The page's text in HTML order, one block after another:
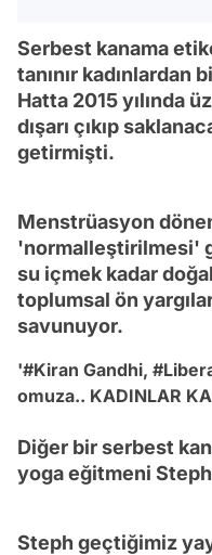
Serbest kanama
tanınır kadınlardan
Hatta 2015 yılında
dışarı çıkıp
getirmişti.
Menstrüasyon
'normalleştirilmesi'
su içmek kadar
toplumsal ön
savunuyor.
'#Kiran Gandhi,
omuza.. KADINLAR
Diğer bir serbest
yoga eğitmeni
Steph geçtiğimiz